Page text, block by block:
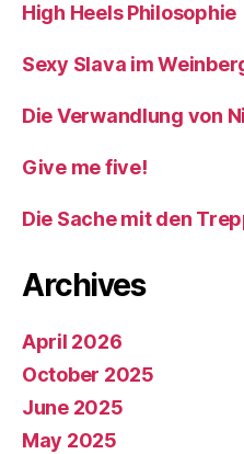
High Heels Philosophie
Sexy Slava im
Die Verwandlung von
Give me five!
Die Sache mit den
Archives
April 2026
October 2025
June 2025
May 2025